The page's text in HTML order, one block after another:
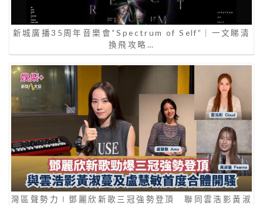
新城廣播35周年音樂會“Spectrum of Self”｜一文睇清
換飛攻略…
灣區聲勢力∣鄧麗欣新歌三冠強勢登頂 聯同雲浩影黃淑